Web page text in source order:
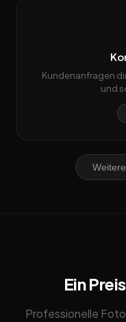
Kundenanfragen
und
Ein
Professionelle